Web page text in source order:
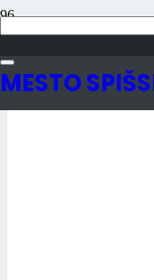
MESTO
Autor